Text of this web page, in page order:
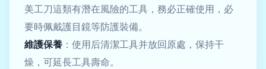
美工刀這類有潛在風險的工具，務必正確使用，必
要時佩戴護目鏡等防護裝備。
維護保養 ：使用后清潔工具并放回原處，保持干
燥，可延長工具壽命。